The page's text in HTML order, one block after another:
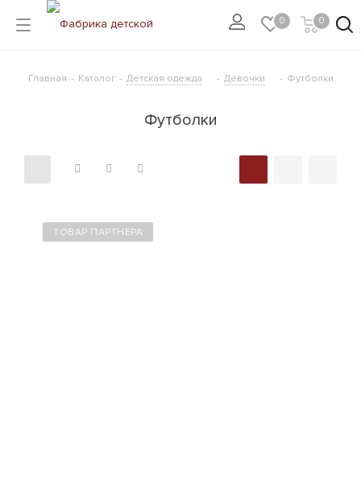
0 0
Главная - Каталог - Детская одежда - Девочки - Футболки
Футболки
ТОВАР ПАРТНЕРА